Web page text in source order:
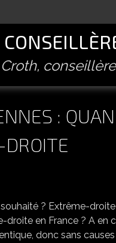
:
? Extrême-
en France ? A en
donc sans